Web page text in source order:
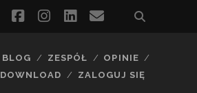
facebookinstagram
linkedinemail
BLOG ZESPÓŁ
OPINIE
DOWNLOAD ZALOGUJ SIĘ